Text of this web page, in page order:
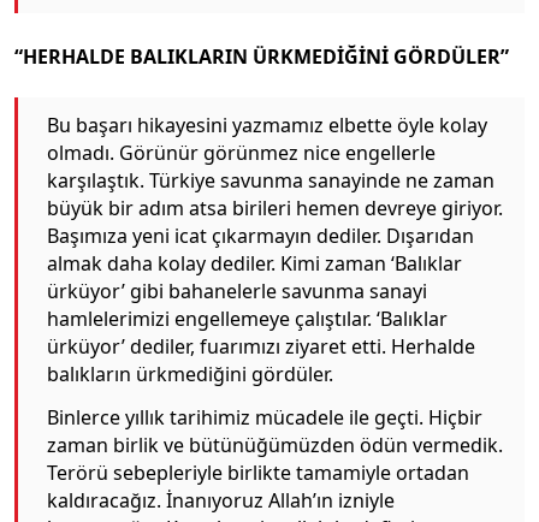
“HERHALDE BALIKLARIN ÜRKMEDİĞİNİ GÖRDÜLER”
Bu başarı hikayesini yazmamız elbette öyle kolay
olmadı. Görünür görünmez nice engellerle
karşılaştık. Türkiye savunma sanayinde ne zaman
büyük bir adım atsa birileri hemen devreye giriyor.
Başımıza yeni icat çıkarmayın dediler. Dışarıdan
almak daha kolay dediler. Kimi zaman ‘Balıklar
ürküyor’ gibi bahanelerle savunma sanayi
hamlelerimizi engellemeye çalıştılar. ‘Balıklar
ürküyor’ dediler, fuarımızı ziyaret etti. Herhalde
balıkların ürkmediğini gördüler.
Binlerce yıllık tarihimiz mücadele ile geçti. Hiçbir
zaman birlik ve bütünüğümüzden ödün vermedik.
Terörü sebepleriyle birlikte tamamiyle ortadan
kaldıracağız. İnanıyoruz Allah’ın izniyle